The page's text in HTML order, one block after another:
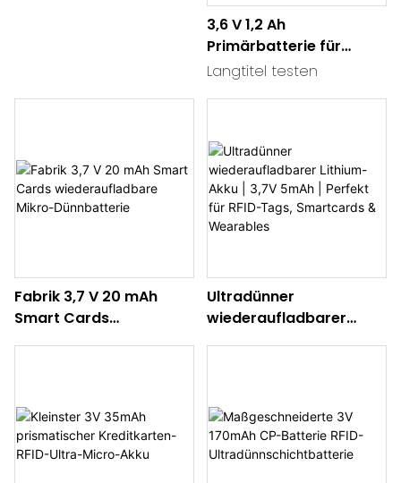
3,6 V 1,2 Ah
Primärbatterie für
Wasserstromzähler
Langtitel testen
Fabrik 3,7 V 20 mAh
Smart Cards
Ultradünner
wiederaufladbarer
Wearables